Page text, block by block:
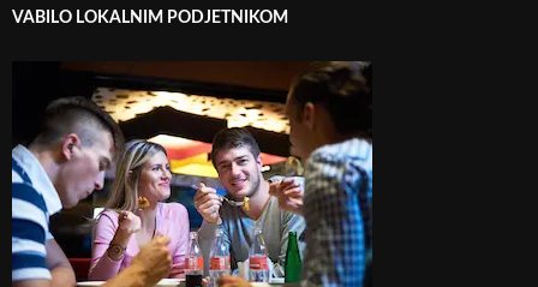
VABILO LOKALNIM PODJETNIKOM